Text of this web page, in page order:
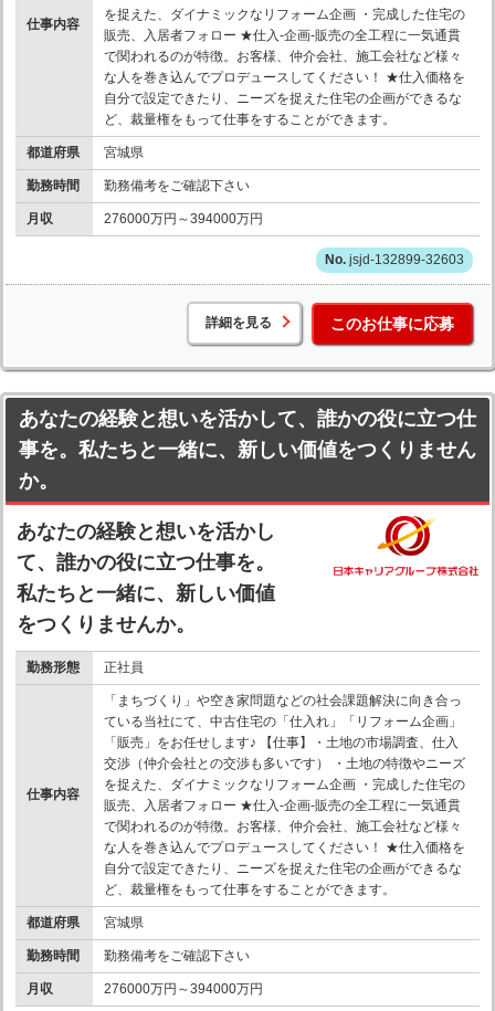
仕事内容
を捉えた、ダイナミックなリフォーム企画 ・完成した住宅の
販売、入居者フォロー ★仕入-企画-販売の全工程に一気通貫
で関われるのが特徴。お客様、仲介会社、施工会社など様々
な人を巻き込んでプロデュースしてください！ ★仕入価格を
自分で設定できたり、ニーズを捉えた住宅の企画ができるな
ど、裁量権をもって仕事をすることができます。
都道府県 宮城県
勤務時間 勤務備考をご確認下さい
月収 276000万円～394000万円
jsjd-132899-32603
詳細を見る このお仕事に応募
あなたの経験と想いを活かして、誰かの役に立つ仕
事を。私たちと一緒に、新しい価値をつくりません
か。
あなたの経験と想いを活かし
て、誰かの役に立つ仕事を。
私たちと一緒に、新しい価値
をつくりませんか。
勤務形態 正社員
仕事内容
「まちづくり」や空き家問題などの社会課題解決に向き合っ
ている当社にて、中古住宅の「仕入れ」「リフォーム企画」
「販売」をお任せします♪ 【仕事】・土地の市場調査、仕入
交渉（仲介会社との交渉も多いです） ・土地の特徴やニーズ
を捉えた、ダイナミックなリフォーム企画 ・完成した住宅の
販売、入居者フォロー ★仕入-企画-販売の全工程に一気通貫
で関われるのが特徴。お客様、仲介会社、施工会社など様々
な人を巻き込んでプロデュースしてください！ ★仕入価格を
自分で設定できたり、ニーズを捉えた住宅の企画ができるな
ど、裁量権をもって仕事をすることができます。
都道府県 宮城県
勤務時間 勤務備考をご確認下さい
月収 276000万円～394000万円